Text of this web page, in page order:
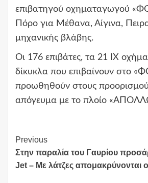
επιβατηγού οχηματαγωγού
Πόρο για Μέθανα, Αίγινα,
μηχανικής βλάβης.
Οι 176 επιβάτες, τα 21 ΙΧ
δίκυκλα που επιβαίνουν στο
προωθηθούν στους
απόγευμα με το πλοίο
Continue
Reading
Previous
Στην παραλία του Γαυρίου
Jet – Με λάτζες απομακρύνονται